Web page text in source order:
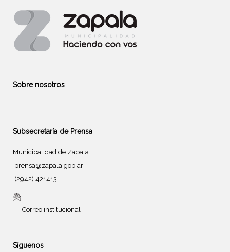
Sobre nosotros
Subsecretaría de Prensa
Municipalidad de Zapala
prensa@zapala.gob.ar
(2942) 421413
Correo institucional
Síguenos